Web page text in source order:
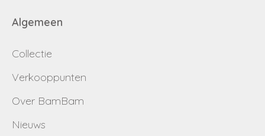
Algemeen
Collectie
Verkooppunten
Over BamBam
Nieuws